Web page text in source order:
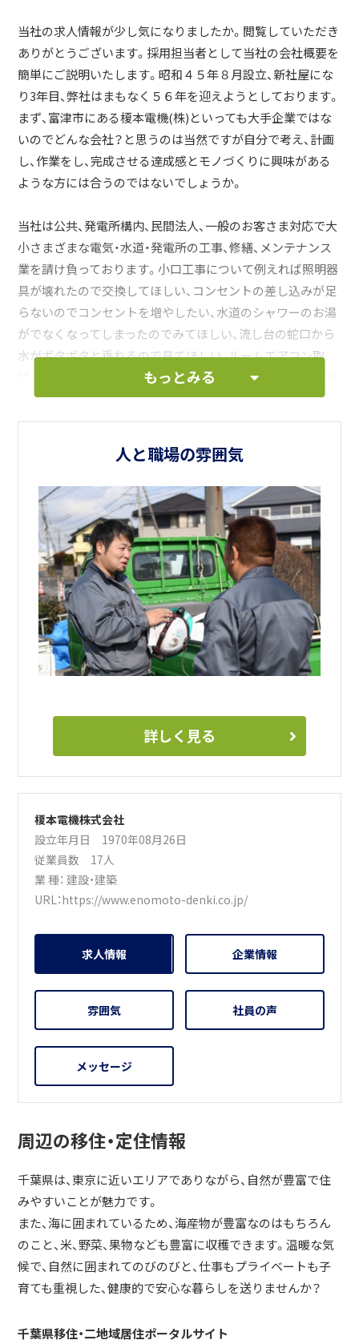
当社の求人情報が少し気になりましたか。閲覧していただき
ありがとうございます。採用担当者として当社の会社概要を
簡単にご説明いたします。昭和４５年８月設立、新社屋にな
り3年目、弊社はまもなく５６年を迎えようとしております。
まず、富津市にある榎本電機(株)といっても大手企業ではな
いのでどんな会社？と思うのは当然ですが自分で考え、計画
し、作業をし、完成させる達成感とモノづくりに興味がある
ような方には合うのではないでしょうか。
当社は公共、発電所構内、民間法人、一般のお客さま対応で大
小さまざまな電気・水道・発電所の工事、修繕、メンテナンス
業を請け負っております。小口工事について例えれば照明器
具が壊れたので交換してほしい、コンセントの差し込みが足
らないのでコンセントを増やしたい、水道のシャワーのお湯
がでなくなってしまったのでみてほしい、流し台の蛇口から
水がポタポタと垂れるので見てほしい、ルームエアコン取
付、外流しをつけてほしいなどを依頼されたり、新築物件（屋
内・屋外）のすべての電気、水道工事で住みやすい環境のお手
伝いをしています。
民間法人については工場内、施設内の特殊設備の入替に伴う
電気及び水道工事、修繕またＬＥＤ照明交換、キュービクル
撤去・設置。発電所構内では富津火力発電所内事業所にて常
駐し、特殊施設内の新設、既設の電気・水道・メンテナンス業
務に従事しています。余談ではありますが富津市にある富津
火力発電所は電気の安定供給にかかせない、非常に重要な発
電所であり、弊社はそこに事業所を置き、サポートをして40
年弱になります。
最後に公共工事については富津市、かずさ水道広域連合企業
団・千葉県の発注が主になります。駅のロータリー、道路脇な
ものを特殊車両を使用し、撤去及び設置をしたり、皆さんが
毎日飲んでいる水を管理している施設などの非常用発電機
ライフラインに携わっているこのような仕事が気になるよ
うでしたらぜひご連絡をください。
もっとみる
人と職場の雰囲気
詳しく見る
榎本電機株式会社
設立年月日 1970年08月26日
従業員数 17人
業 種：建設・建築
URL：https://www.enomoto-denki.co.jp/
求人情報 企業情報
雰囲気 社員の声
メッセージ
周辺の移住・定住情報
千葉県は、東京に近いエリアでありながら、自然が豊富で住
みやすいことが魅力です。
また、海に囲まれているため、海産物が豊富なのはもちろん
のこと、米、野菜、果物なども豊富に収穫できます。温暖な気
候で、自然に囲まれてのびのびと、仕事もプライベートも子
育ても重視した、健康的で安心な暮らしを送りませんか？
千葉県移住・二地域居住ポータルサイト